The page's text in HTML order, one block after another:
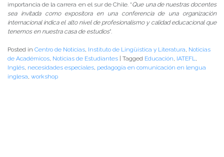
importancia de la carrera en el sur de Chile. “Que una de nuestras docentes
sea invitada como expositora en una conferencia de una organización
internacional indica el alto nivel de profesionalismo y calidad educacional que
tenemos en nuestra casa de estudios”.
Posted in Centro de Noticias, Instituto de Lingüística y Literatura, Noticias
de Académicos, Noticias de Estudiantes Tagged Educación, IATEFL,
Inglés, necesidades especiales, pedagogía en comunicación en lengua
inglesa, workshop